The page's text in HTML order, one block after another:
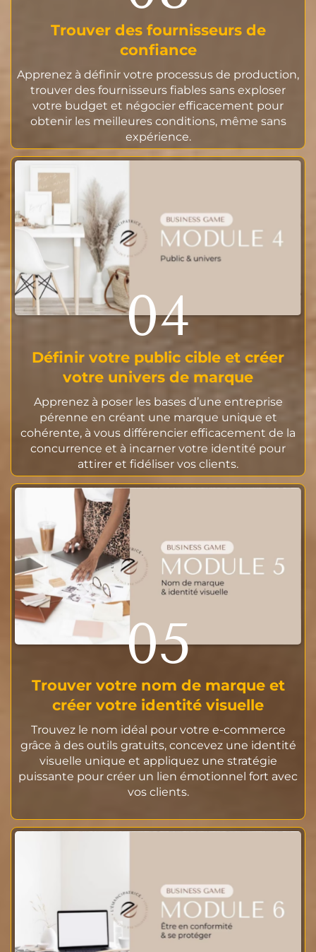
Trouver des fournisseurs de
confiance
Apprenez à définir votre processus de production,
trouver des fournisseurs fiables sans exploser
votre budget et négocier efficacement pour
obtenir les meilleures conditions, même sans
expérience.
04
Définir votre public cible et créer
votre univers de marque
Apprenez à poser les bases d’une entreprise
pérenne en créant une marque unique et
cohérente, à vous différencier efficacement de la
concurrence et à incarner votre identité pour
attirer et fidéliser vos clients.
05
Trouver votre nom de marque et
créer votre identité visuelle
Trouvez le nom idéal pour votre e-commerce
grâce à des outils gratuits, concevez une identité
visuelle unique et appliquez une stratégie
puissante pour créer un lien émotionnel fort avec
vos clients.